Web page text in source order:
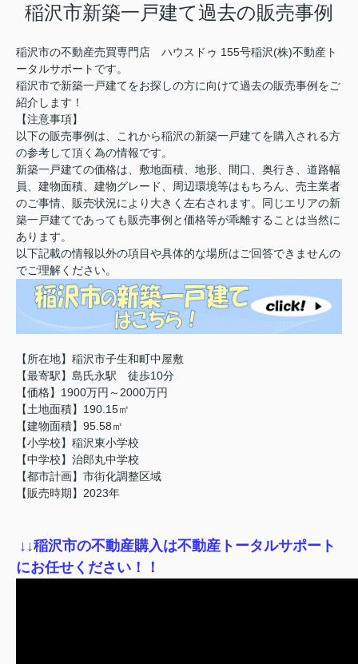
稲沢市新築一戸建て過去の販売事例
稲沢市の不動産売買専門店 ハウスドゥ 155号稲沢(株)不動産ト
ータルサポートです。
稲沢市で新築一戸建てをお探しの方に向けて過去の販売事例をご
紹介します！
【注意事項】
以下の販売事例は、これから稲沢の新築一戸建てを購入される方
の参考して頂く為の情報です。
新築一戸建ての価格は、敷地面積、地形、間口、奥行き、道路幅
員、建物面積、建物グレード、周辺環境等はもちろん、売主業者
のご事情、販売状況により大きく左右されます。同じエリアの新
築一戸建てであっても販売事例と価格等が乖離することは当然に
あります。
以下記載の情報以外の項目や具体的な場所はご回答できませんの
でご理解ください。
【所在地】稲沢市子生和町中屋敷
【最寄駅】島氏永駅 徒歩10分
【価格】1900万円～2000万円
【土地面積】190.15㎡
【建物面積】95.58㎡
【小学校】稲沢東小学校
【中学校】治郎丸中学校
【都市計画】市街化調整区域
【販売時期】2023年
↓ ↓稲沢市の不動産購入は不動産トータルサポート
にお任せください！！